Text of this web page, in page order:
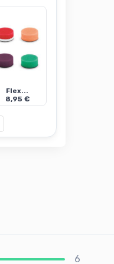
Flex...
8,95 €
6